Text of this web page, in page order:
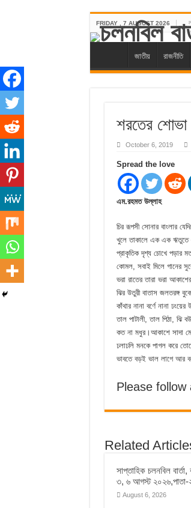
FRIDAY , 7 AUGUST 2026
জাতীয় রাজনীতি
শরতের শোভা
October 6, 2019
Spread the love
এম.রহমত উল্লাহ
চির রূপসী সোনার বাংলার
খুলে তাকালে এক এক ঋতুতে
প্রাকৃতিক দৃশ্য চোখে পড়ার
কোমল, সবাই মিলে গানের
ভরা রাতের তারা ভরা
ঝির উতুরী বাতাস জলতরঙ্গ
কাঁথার নানা বর্ণে নানা
তাল পাটালী, তাল পিঠা, ঝি
কত না মধুর।আকাশে সাদা
ঢলাঢলি মনকে পাগল করে
ভাবতে বড়ই ভাল লাগে আর
Please follow
Related
সাপ্তাহিক চলনবিল
৩, ৬ আগস্ট ২০২৬,পাতা-
August 6, 2026